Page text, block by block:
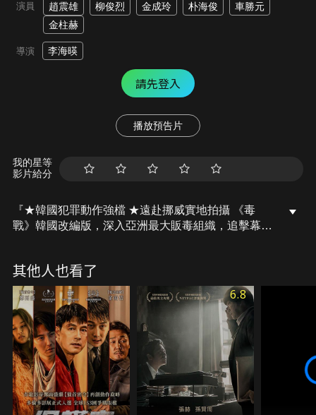
演員 趙震雄 柳俊烈 金成玲 朴海俊
車勝元
金柱赫
導演 李海暎
請先登入
播放預告片
我的星等
影片給分
『★韓國犯罪動作強檔 ★遠赴挪威實地拍攝 《毒
戰》韓國改編版，深入亞洲最大販毒組織，追擊幕後
「樂」。在眾人的幫助下，他們見到了亞洲毒品市場
的大人物陳河霖，以及隱藏於組織中的角色「布萊
恩」。面對這龐大的販毒組織，元浩雖然掌握了足以
扳倒整個組織的關鍵線索，但整起事件背後，似乎隱
藏著巨大的陰謀……。
其他人也看了
6.8